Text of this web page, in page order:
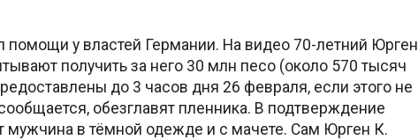
у властей Германии. На видео 70-летний Юрген
получить за него 30 млн песо (около 570 тысяч
до 3 часов дня 26 февраля, если этого не
обезглавят пленника. В подтверждение
мужчина в тёмной одежде и с мачете. Сам Юрген К.